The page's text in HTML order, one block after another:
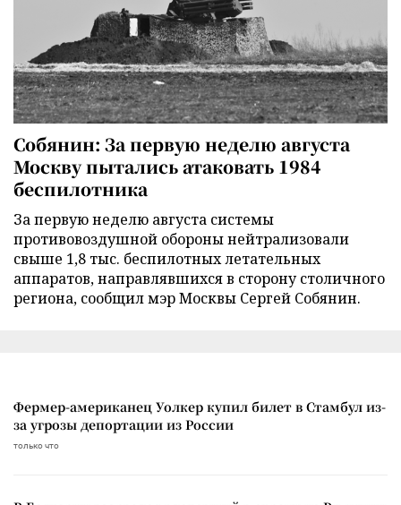
Собянин: За первую неделю августа
Москву пытались атаковать 1984
беспилотника
За первую неделю августа системы
противовоздушной обороны нейтрализовали
свыше 1,8 тыс. беспилотных летательных
аппаратов, направлявшихся в сторону столичного
региона, сообщил мэр Москвы Сергей Собянин.
Фермер-американец Уолкер купил билет в Стамбул из-
за угрозы депортации из России
только что